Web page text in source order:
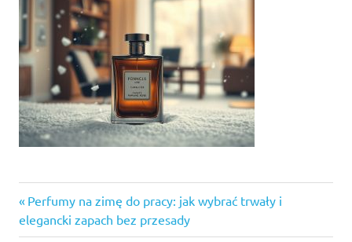
Nawigacja
Previous
Post:
Perfumy na zimę do pracy: jak wybrać trwały i
elegancki zapach bez przesady